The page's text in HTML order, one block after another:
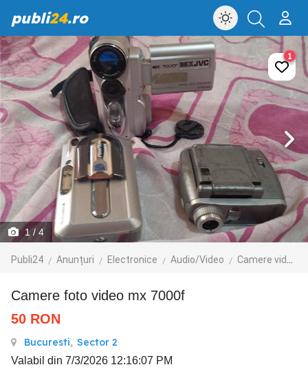
publi24.ro
1/ 4
Publi24 Anunțuri Electronice Audio/Video Camere video
1
Camere foto video mx 7000f
50 RON
Bucuresti, Sector 2
Valabil din 7/3/2026 12:16:07 PM